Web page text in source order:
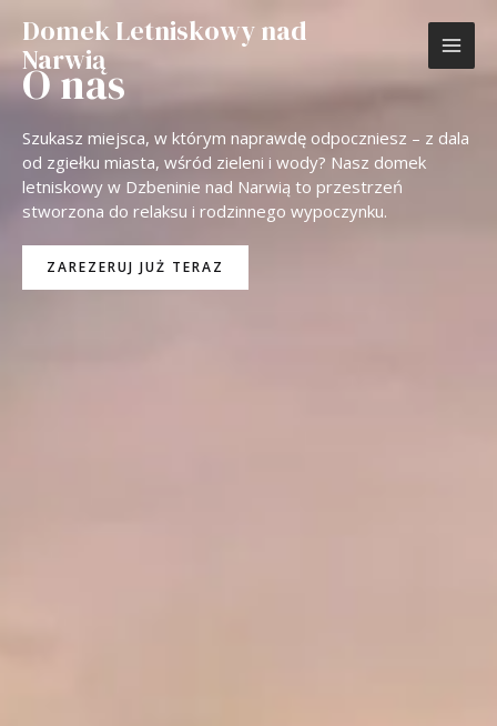
treści
Domek Letniskowy nad
Narwią
O nas
Szukasz miejsca, w którym naprawdę odpoczniesz – z dala
od zgiełku miasta, wśród zieleni i wody? Nasz domek
letniskowy w Dzbeninie nad Narwią to przestrzeń
stworzona do relaksu i rodzinnego wypoczynku.
ZAREZERUJ JUŻ TERAZ